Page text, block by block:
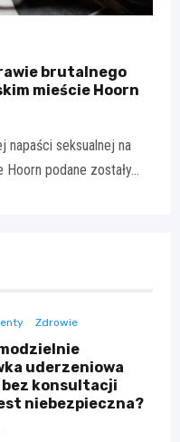
brutalnego
mieście Hoorn
seksualnej na
podane zostały…
Zdrowie
uderzeniowa
konsultacji
niebezpieczna?